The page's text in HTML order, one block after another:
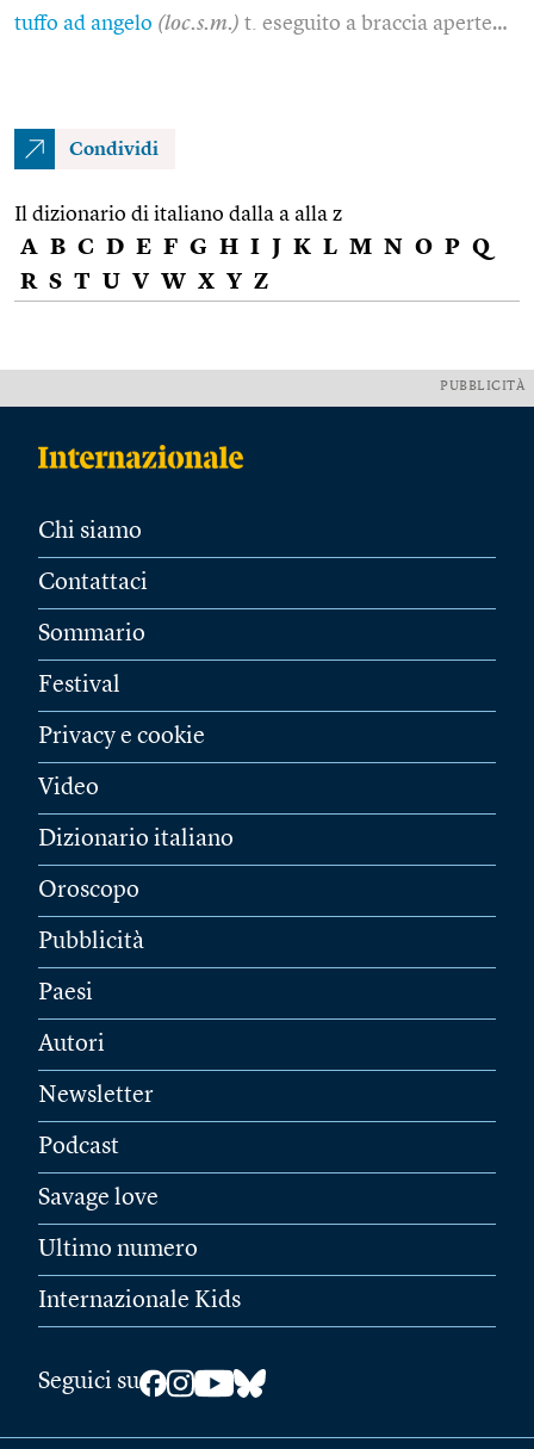
tuffo ad angelo (loc.s.m.) t. eseguito a braccia aperte…
Condividi
Il dizionario di italiano dalla a alla z
A B C D E F G H I J K L M N O P Q
R S T U V W X Y Z
PUBBLICITÀ
Chi siamo
Contattaci
Sommario
Festival
Privacy e cookie
Video
Dizionario italiano
Oroscopo
Pubblicità
Paesi
Autori
Newsletter
Podcast
Savage love
Ultimo numero
Internazionale Kids
Seguici su